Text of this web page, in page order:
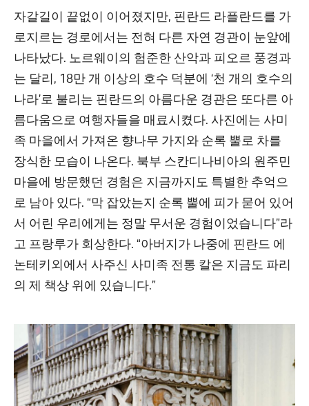
자갈길이 끝없이 이어졌지만, 핀란드 라플란드를 가
로지르는 경로에서는 전혀 다른 자연 경관이 눈앞에
나타났다. 노르웨이의 험준한 산악과 피오르 풍경과
는 달리, 18만 개 이상의 호수 덕분에 ‘천 개의 호수의
나라’로 불리는 핀란드의 아름다운 경관은 또다른 아
름다움으로 여행자들을 매료시켰다. 사진에는 사미
족 마을에서 가져온 향나무 가지와 순록 뿔로 차를
장식한 모습이 나온다. 북부 스칸디나비아의 원주민
마을에 방문했던 경험은 지금까지도 특별한 추억으
로 남아 있다. “막 잡았는지 순록 뿔에 피가 묻어 있어
서 어린 우리에게는 정말 무서운 경험이었습니다”라
고 프랑루가 회상한다. “아버지가 나중에 핀란드 에
논테키외에서 사주신 사미족 전통 칼은 지금도 파리
의 제 책상 위에 있습니다.”